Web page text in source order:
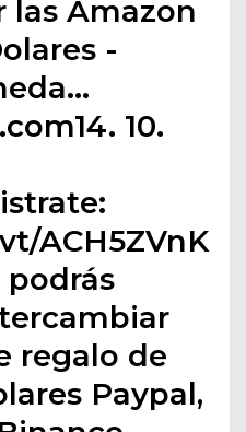
las Amazon
-
10.
ACH5ZVnK
podrás
regalo de
Paypal,